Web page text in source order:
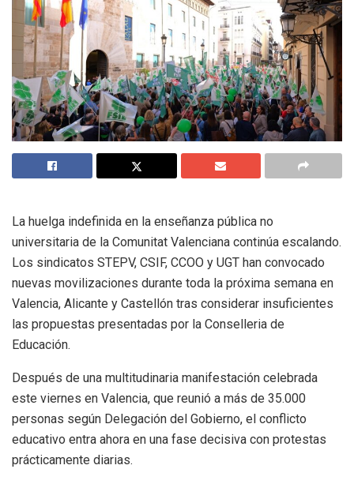
La huelga indefinida en la enseñanza pública no
universitaria de la Comunitat Valenciana continúa escalando.
Los sindicatos STEPV, CSIF, CCOO y UGT han convocado
nuevas movilizaciones durante toda la próxima semana en
Valencia, Alicante y Castellón tras considerar insuficientes
las propuestas presentadas por la Conselleria de
Educación.
Después de una multitudinaria manifestación celebrada
este viernes en Valencia, que reunió a más de 35.000
personas según Delegación del Gobierno, el conflicto
educativo entra ahora en una fase decisiva con protestas
prácticamente diarias.